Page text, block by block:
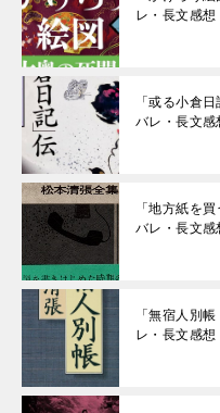
レ・長文感想
「或る小倉
バレ・長文感
「地方紙を
バレ・長文感
「無宿人別
レ・長文感想